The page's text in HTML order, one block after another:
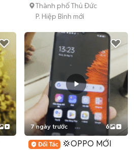
Thành phố Thủ Đức
P. Hiệp Bình mới
7 ngày trước 6
💢OPPO MỚI